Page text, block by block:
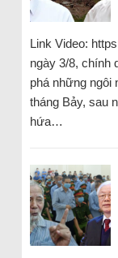
Link Video:
ngày 3/8, chính
phá những ngôi
tháng Bảy, sau
hứa…